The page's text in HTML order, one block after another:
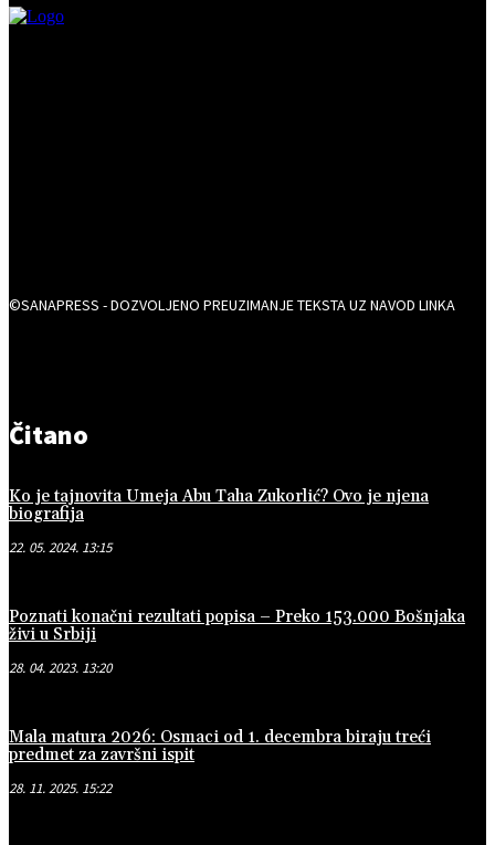
©SANAPRESS - DOZVOLJENO PREUZIMANJE TEKSTA UZ NAVOD LINKA
Čitano
Ko je tajnovita Umeja Abu Taha Zukorlić? Ovo je njena
biografija
22. 05. 2024. 13:15
Poznati konačni rezultati popisa – Preko 153.000 Bošnjaka
živi u Srbiji
28. 04. 2023. 13:20
Mala matura 2026: Osmaci od 1. decembra biraju treći
predmet za završni ispit
28. 11. 2025. 15:22